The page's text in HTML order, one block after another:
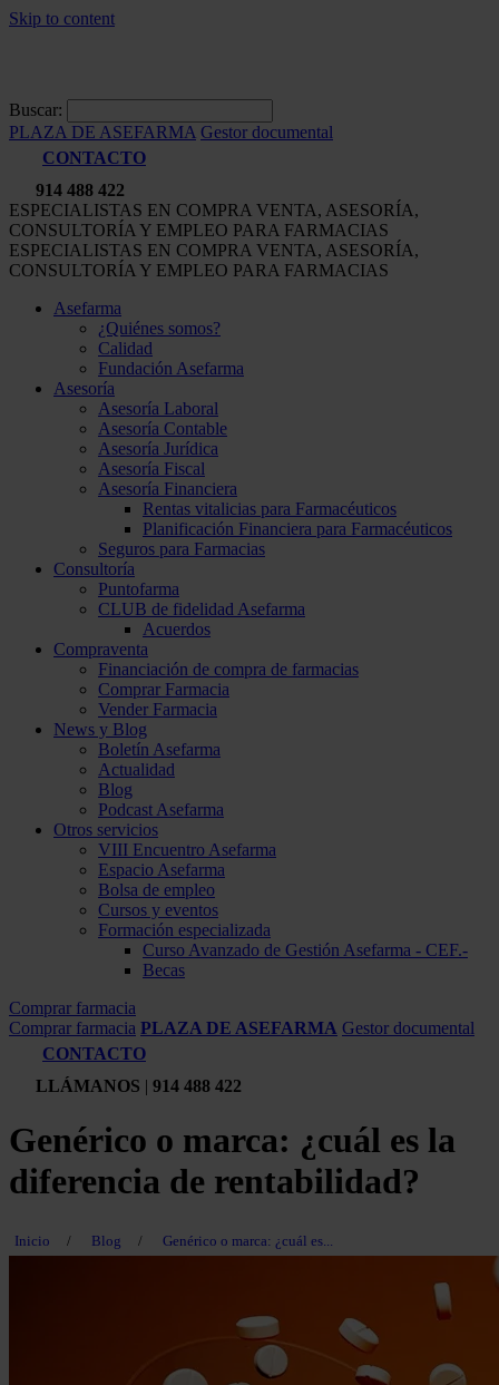
Skip to content
Buscar:
PLAZA DE ASEFARMA Gestor documental
CONTACTO
914 488 422
ESPECIALISTAS EN COMPRA VENTA, ASESORÍA,
CONSULTORÍA Y EMPLEO PARA FARMACIAS
ESPECIALISTAS EN COMPRA VENTA, ASESORÍA,
CONSULTORÍA Y EMPLEO PARA FARMACIAS
Asefarma
¿Quiénes somos?
Calidad
Fundación Asefarma
Asesoría
Asesoría Laboral
Asesoría Contable
Asesoría Jurídica
Asesoría Fiscal
Asesoría Financiera
Rentas vitalicias para Farmacéuticos
Planificación Financiera para Farmacéuticos
Seguros para Farmacias
Consultoría
Puntofarma
CLUB de fidelidad Asefarma
Acuerdos
Compraventa
Financiación de compra de farmacias
Comprar Farmacia
Vender Farmacia
News y Blog
Boletín Asefarma
Actualidad
Blog
Podcast Asefarma
Otros servicios
VIII Encuentro Asefarma
Espacio Asefarma
Bolsa de empleo
Cursos y eventos
Formación especializada
Curso Avanzado de Gestión Asefarma - CEF.-
Becas
Comprar farmacia
Comprar farmacia PLAZA DE ASEFARMA Gestor documental
CONTACTO
LLÁMANOS | 914 488 422
Genérico o marca: ¿cuál es la
diferencia de rentabilidad?
Inicio / Blog / Genérico o marca: ¿cuál es...